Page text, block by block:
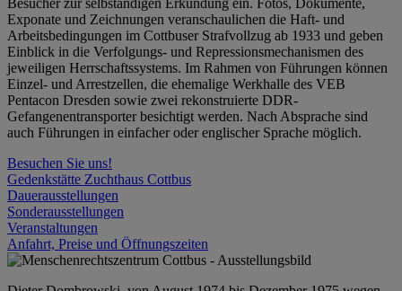
Exponate und Zeichnungen veranschaulichen die Haft- und
Arbeitsbedingungen im Cottbuser Strafvollzug ab 1933 und geben
Einblick in die Verfolgungs- und Repressionsmechanismen des
jeweiligen Herrschaftssystems. Im Rahmen von Führungen können
Einzel- und Arrestzellen, die ehemalige Werkhalle des VEB
Pentacon Dresden sowie zwei rekonstruierte DDR-
Gefangenentransporter besichtigt werden. Nach Absprache sind
auch Führungen in einfacher oder englischer Sprache möglich.
Besuchen Sie uns!
Gedenkstätte Zuchthaus Cottbus
Dauerausstellungen
Sonderausstellungen
Veranstaltungen
Anfahrt, Preise und Öffnungszeiten